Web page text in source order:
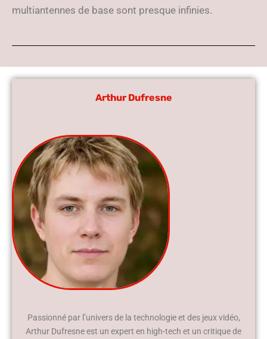
multiantennes de base sont presque infinies.
Arthur Dufresne
Passionné par l’univers de la technologie et des jeux vidéo,
Arthur Dufresne est un expert en high-tech et un critique de